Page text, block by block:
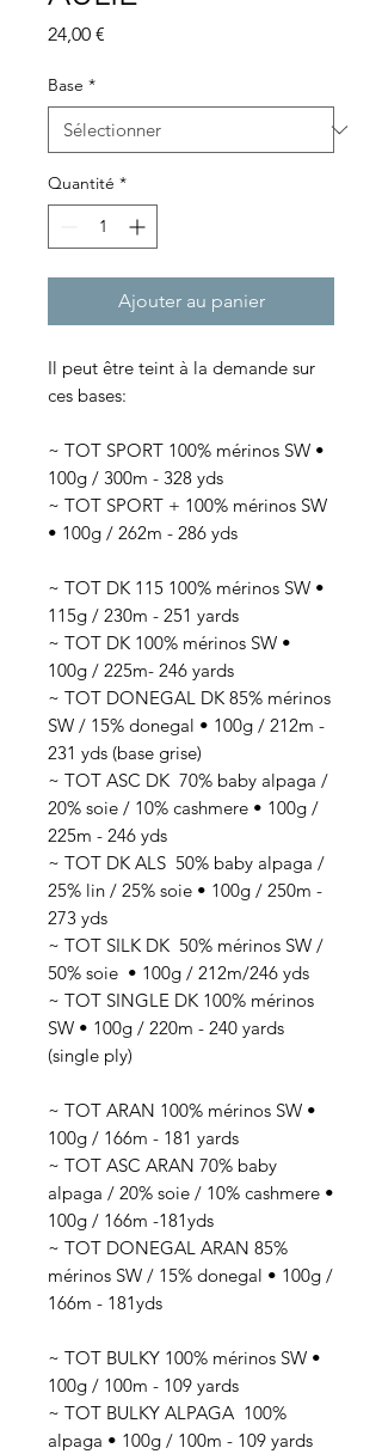
24,00 €
Base *
Quantité *
Ajouter au panier
Il peut être teint à la demande sur
ces bases:
~ TOT SPORT 100% mérinos SW •
100g / 300m - 328 yds
~ TOT SPORT + 100% mérinos SW
• 100g / 262m - 286 yds
~ TOT DK 115 100% mérinos SW •
115g / 230m - 251 yards
~ TOT DK 100% mérinos SW •
100g / 225m- 246 yards
~ TOT DONEGAL DK 85% mérinos
SW / 15% donegal • 100g / 212m -
231 yds (base grise)
~ TOT ASC DK 70% baby alpaga /
20% soie / 10% cashmere • 100g /
225m - 246 yds
~ TOT DK ALS 50% baby alpaga /
25% lin / 25% soie • 100g / 250m -
273 yds
~ TOT SILK DK 50% mérinos SW /
50% soie • 100g / 212m/246 yds
~ TOT SINGLE DK 100% mérinos
SW • 100g / 220m - 240 yards
(single ply)
~ TOT ARAN 100% mérinos SW •
100g / 166m - 181 yards
~ TOT ASC ARAN 70% baby
alpaga / 20% soie / 10% cashmere •
100g / 166m -181yds
~ TOT DONEGAL ARAN 85%
mérinos SW / 15% donegal • 100g /
166m - 181yds
~ TOT BULKY 100% mérinos SW •
100g / 100m - 109 yards
~ TOT BULKY ALPAGA 100%
alpaga • 100g / 100m - 109 yards